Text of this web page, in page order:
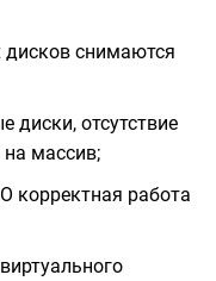
снимаются
диски, отсутствие
на массив;
корректная работа